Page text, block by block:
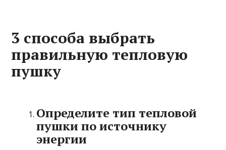
3 способа выбрать
правильную тепловую
пушку
Определите тип тепловой
пушки по источнику
энергии